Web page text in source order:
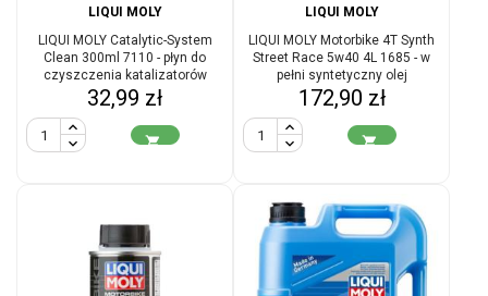
LIQUI MOLY
LIQUI MOLY Catalytic-System
Clean 300ml 7110 - płyn do
czyszczenia katalizatorów
benzynowych
Cena
32,99 zł

LIQUI MOLY
LIQUI MOLY Motorbike 4T Synth
Street Race 5w40 4L 1685 - w
pełni syntetyczny olej
motocyklowy
Cena
172,90 zł
